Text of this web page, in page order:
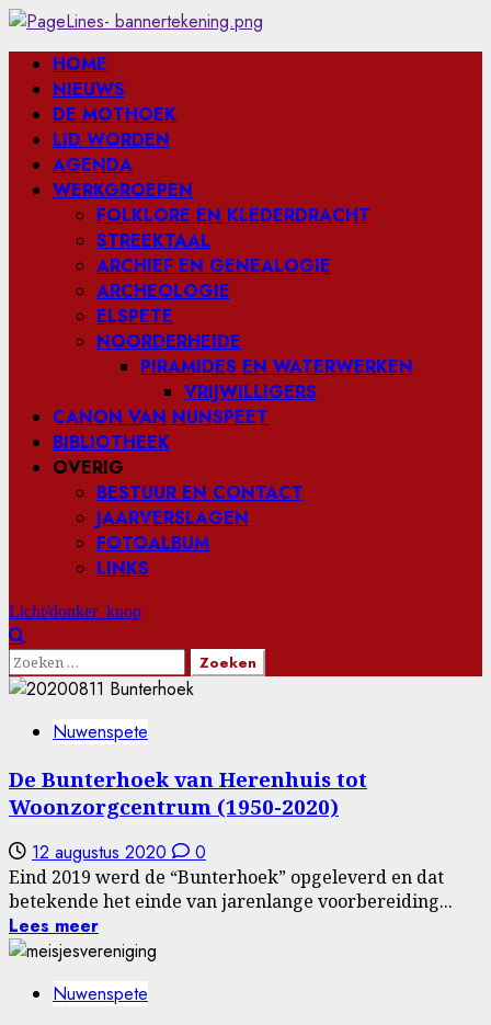
Ga
naar
inhoud
Primair
menu
HOME
NIEUWS
DE MOTHOEK
LID WORDEN
AGENDA
WERKGROEPEN
FOLKLORE EN KLEDERDRACHT
STREEKTAAL
ARCHIEF EN GENEALOGIE
ARCHEOLOGIE
ELSPETE
NOORDERHEIDE
PIRAMIDES EN WATERWERKEN
VRIJWILLIGERS
CANON VAN NUNSPEET
BIBLIOTHEEK
OVERIG
BESTUUR EN CONTACT
JAARVERSLAGEN
FOTOALBUM
LINKS
Licht/donker knop
Zoeken
naar:
NIEUWS
Nuwenspete
De Bunterhoek van Herenhuis tot
Woonzorgcentrum (1950-2020)
12 augustus 2020 0
Eind 2019 werd de “Bunterhoek” opgeleverd en dat
betekende het einde van jarenlange voorbereiding...
Lees meer
Nuwenspete